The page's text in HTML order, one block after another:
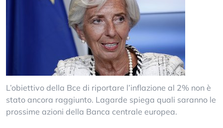
L’obiettivo della Bce di riportare l’inflazione al 2% non è
stato ancora raggiunto. Lagarde spiega quali saranno le
prossime azioni della Banca centrale europea.